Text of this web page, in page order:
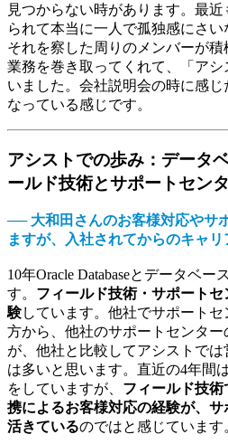
見つからない時があります。最
られて本当に一人で孤独感にさい
それを察した周りのメンバーが
業務を巻き取ってくれて、「ア
いました。会社説明会の時に感
なっている感じです。
アシストでの歩み：データ
ールド技術とサポートセン
── 大和田さんのお客様対応やサ
ますが、入社されてからのキャリ
10年Oracle Databaseとデータベ
す。 フィールド技術・サポート
験しています。他社でサポート
方から、他社のサポートセンタ
が、他社と比較してアシストで
は多いと思います。直近の4年間
をしていますが、 フィールド技
携によるお客様対応の経験が、
活きているのではと感じています